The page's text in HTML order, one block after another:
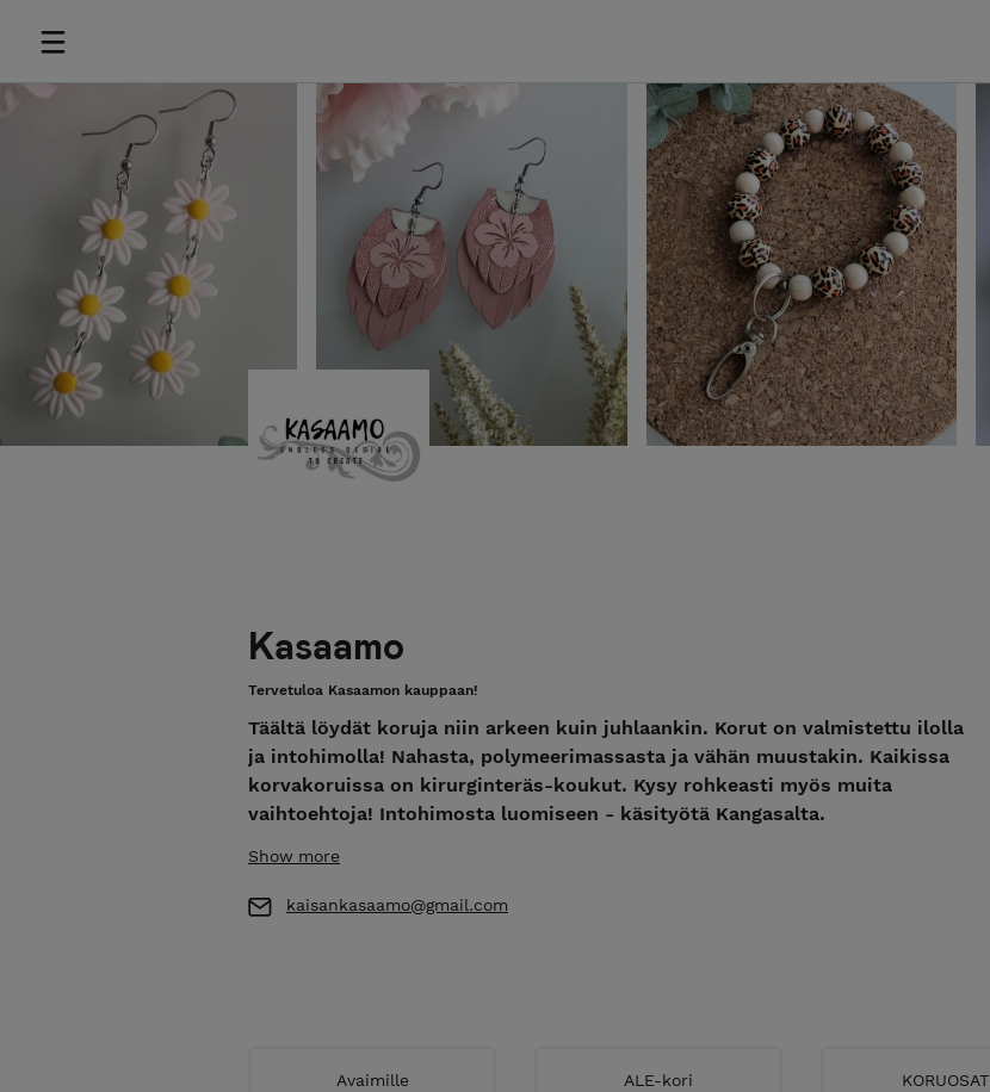
Kasaamo
Tervetuloa Kasaamon kauppaan!
Täältä löydät koruja niin arkeen kuin juhlaankin. Korut on valmistettu ilolla
ja intohimolla! Nahasta, polymeerimassasta ja vähän muustakin. Kaikissa
korvakoruissa on kirurginteräs-koukut. Kysy rohkeasti myös muita
vaihtoehtoja! Intohimosta luomiseen - käsityötä Kangasalta.
**Kaikkiin tilauksiin lisätään pakkaus- ja lähetyskulut 7,50€ **
Myös jälleenmyyntiin! Tiedustelut ja tilaukset kaisankasaamo@gmail.com
Show more
kaisankasaamo@gmail.com
Avaimille ALE-kori KORUOSAT